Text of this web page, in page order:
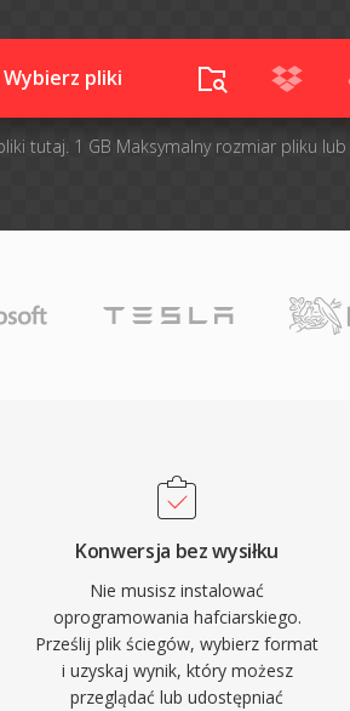
Wybierz pliki
tutaj. 1 GB Maksymalny rozmiar pliku lub
Konwersja bez wysiłku
Nie musisz instalować
oprogramowania hafciarskiego.
Prześlij plik ściegów, wybierz format
i uzyskaj wynik, który możesz
przeglądać lub udostępniać